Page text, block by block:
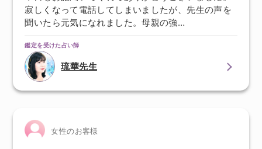
寂しくなって電話してしまいましたが、先生の声を
聞いたら元気になれました。母親の強…
鑑定を受けた占い師
琉華先生
女性のお客様